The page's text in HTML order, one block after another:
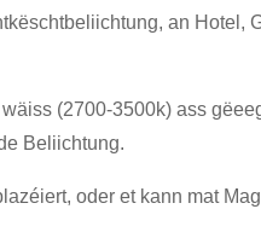
an Hotel,
(2700-3500k) ass
Beliichtung.
oder et kann mat